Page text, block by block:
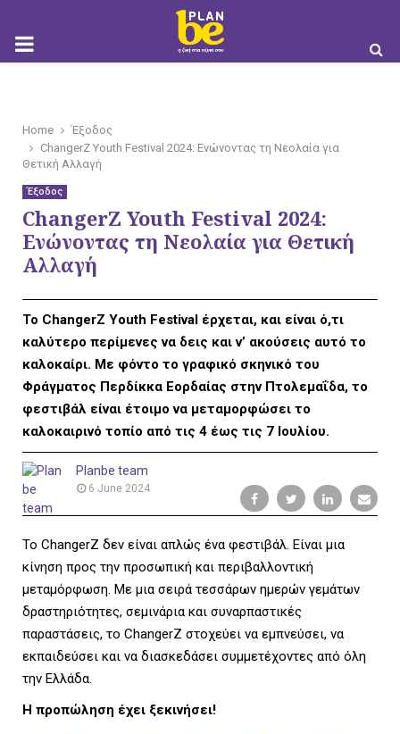
M
O
B
L
E
M
E
Home
Έξοδος
ChangerZ Youth Festival 2024: Ενώνοντας τη Νεολαία για
Θετική Αλλαγή
Έξοδος
ChangerZ Youth Festival 2024:
Ενώνοντας τη Νεολαία για Θετική
Αλλαγή
Το ChangerZ Youth Festival έρχεται, και είναι ό,τι
καλύτερο περίμενες να δεις και ν’ ακούσεις αυτό το
καλοκαίρι. Με φόντο το γραφικό σκηνικό του
Φράγματος Περδίκκα Εορδαίας στην Πτολεμαΐδα, το
φεστιβάλ είναι έτοιμο να μεταμορφώσει το
καλοκαιρινό τοπίο από τις 4 έως τις 7 Ιουλίου.
Planbe team
6 June 2024
Το ChangerZ δεν είναι απλώς ένα φεστιβάλ. Είναι μια
κίνηση προς την προσωπική και περιβαλλοντική
μεταμόρφωση. Με μια σειρά τεσσάρων ημερών γεμάτων
δραστηριότητες, σεμινάρια και συναρπαστικές
παραστάσεις, το ChangerZ στοχεύει να εμπνεύσει, να
εκπαιδεύσει και να διασκεδάσει συμμετέχοντες από όλη
την Ελλάδα.
Η προπώληση έχει ξεκινήσει!